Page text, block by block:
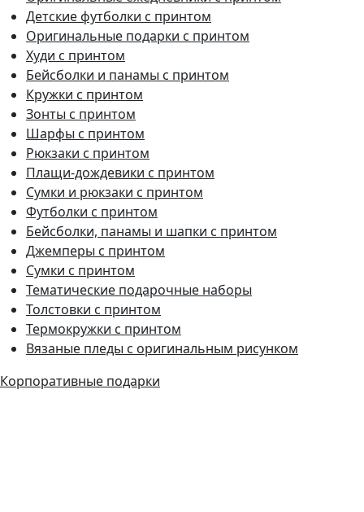
Детские футболки с принтом
Оригинальные подарки с принтом
Худи с принтом
Бейсболки и панамы с принтом
Кружки с принтом
Зонты с принтом
Шарфы с принтом
Рюкзаки с принтом
Плащи-дождевики с принтом
Сумки и рюкзаки с принтом
Футболки с принтом
Бейсболки, панамы и шапки с принтом
Джемперы с принтом
Сумки с принтом
Тематические подарочные наборы
Толстовки с принтом
Термокружки с принтом
Вязаные пледы с оригинальным рисунком
Корпоративные подарки